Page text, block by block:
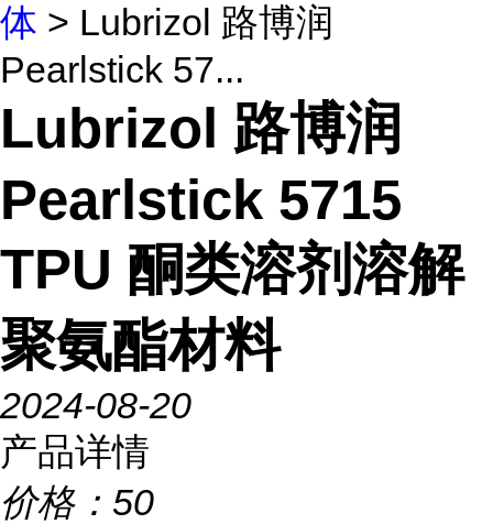
体 > Lubrizol 路博润
Pearlstick 57...
Lubrizol 路博润
Pearlstick 5715
TPU 酮类溶剂溶解
聚氨酯材料
2024-08-20
产品详情
价格： 50